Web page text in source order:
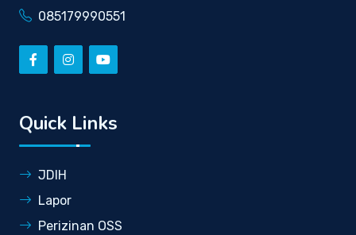
085179990551
Quick Links
JDIH
Lapor
Perizinan OSS